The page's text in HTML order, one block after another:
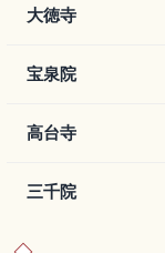
大徳寺
宝泉院
高台寺
三千院